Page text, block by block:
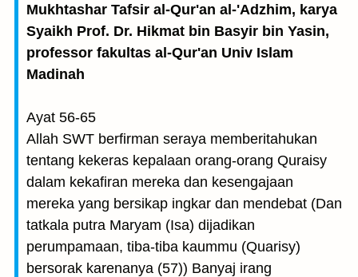
Mukhtashar Tafsir al-Qur'an al-'Adzhim, karya
Syaikh Prof. Dr. Hikmat bin Basyir bin Yasin,
professor fakultas al-Qur'an Univ Islam
Madinah
Ayat 56-65
Allah SWT berfirman seraya memberitahukan
tentang kekeras kepalaan orang-orang Quraisy
dalam kekafiran mereka dan kesengajaan
mereka yang bersikap ingkar dan mendebat (Dan
tatkala putra Maryam (Isa) dijadikan
perumpamaan, tiba-tiba kaummu (Quarisy)
bersorak karenanya (57)) Banyaj irang